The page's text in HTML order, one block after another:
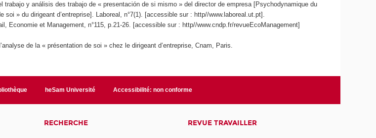
trabajo y análisis des trabajo de « presentación de si mismo » del director de empresa [Psychodynamique du
» du dirigeant d’entreprise]. Laboreal, n°7(1). [accessible sur : http//www.laboreal.ut.pt].
Economie et Management, n°115, p.21-26. [accessible sur : http//www.cndp.fr/revueEcoManagement]
de la « présentation de soi » chez le dirigeant d’entreprise, Cnam, Paris.
heSam Université Accessibilité: non conforme
RECHERCHE REVUE TRAVAILLER